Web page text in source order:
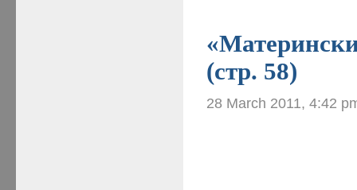
(стр. 58)
28 March 2011, 4:42